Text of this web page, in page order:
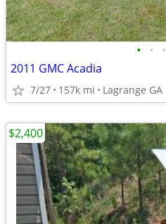
• • •
2011 GMC Acadia
7/27 157k mi Lagrange GA
$2,400